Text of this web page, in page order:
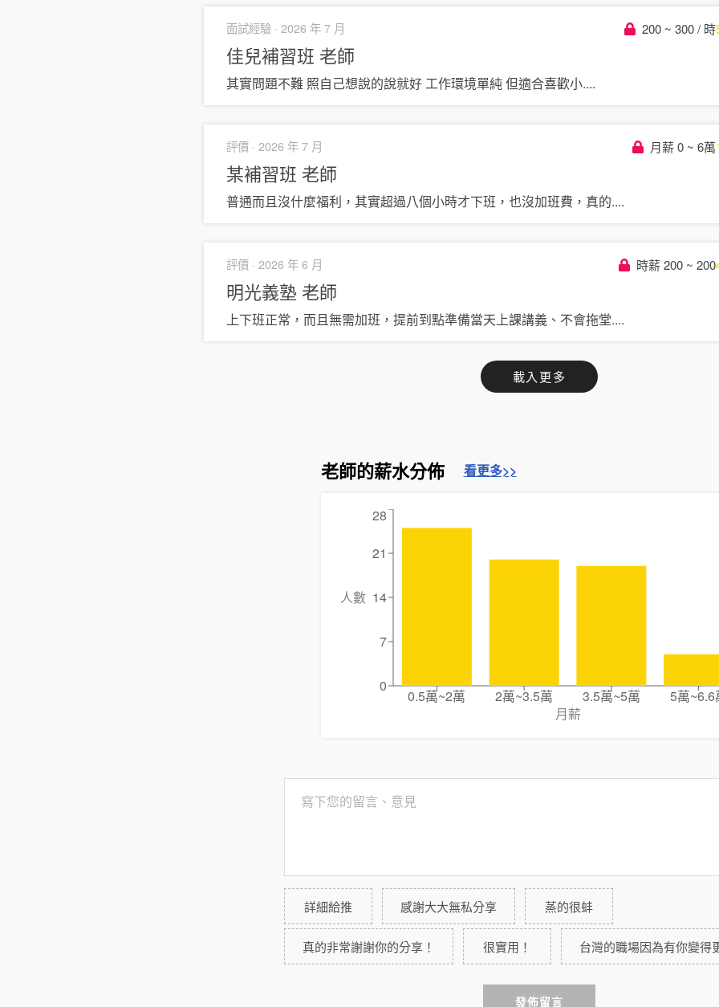
面試經驗 · 2026 年 7 月 200 ~ 300 / 時
佳兒補習班 老師
其實問題不難 照自己想說的說就好 工作環境單純 但適合喜歡小....
評價 · 2026 年 7 月 月薪 0 ~ 6萬
某補習班 老師
普通而且沒什麼福利，其實超過八個小時才下班，也沒加班費，真的....
評價 · 2026 年 6 月 時薪 200 ~ 200
明光義塾 老師
上下班正常，而且無需加班，提前到點準備當天上課講義、不會拖堂....
載入更多
老師的薪水分佈 看更多>>
0.5萬~2萬 2萬~3.5萬 3.5萬~5萬
5萬~6.6
月薪
0
7
14
21
28
人數
詳細給推 感謝大大無私分享 蒸的很蚌
真的非常謝謝你的分享！ 很實用！ 台灣的職場因為有你變得
發佈留言